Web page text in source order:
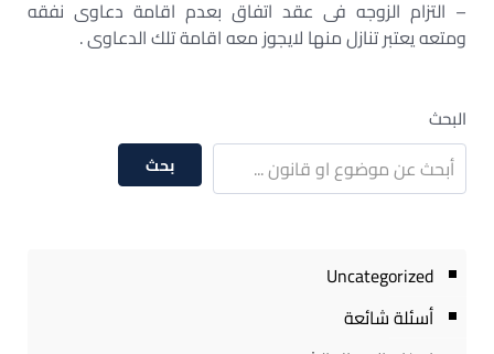
– التزام الزوجه فى عقد اتفاق بعدم اقامة دعاوى نفقه
ومتعه يعتبر تنازل منها لايجوز معه اقامة تلك الدعاوى .
البحث
بحث
Uncategorized
أسئلة شائعة